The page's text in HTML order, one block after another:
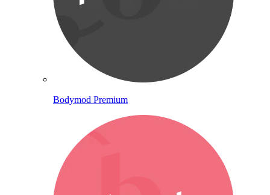
Bodymod Premium